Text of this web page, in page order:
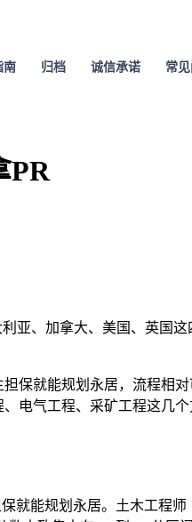
南 归档 诚信承诺 常
PR
、加拿大、美国、英国
保就能规划永居，流程相
电气工程、采矿工程这几
能规划永居。土木工程师